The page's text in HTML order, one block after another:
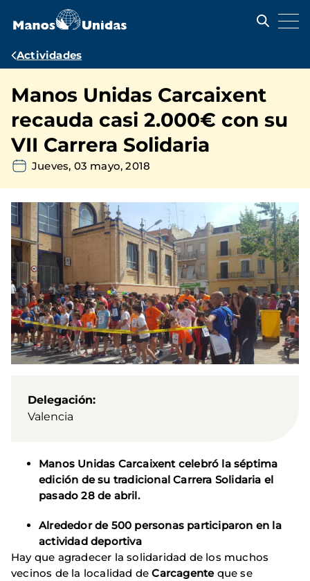
contenido
Ruta
navegación
Actividades
Manos Unidas Carcaixent
recauda casi 2.000€ con su
VII Carrera Solidaria
Jueves, 03 mayo, 2018
Delegación
Valencia
Manos Unidas Carcaixent celebró la séptima
edición de su tradicional Carrera Solidaria el
pasado 28 de abril.
Alrededor de 500 personas participaron en la
actividad deportiva
Hay que agradecer la solidaridad de los muchos
vecinos de la localidad deCarcagenteque se